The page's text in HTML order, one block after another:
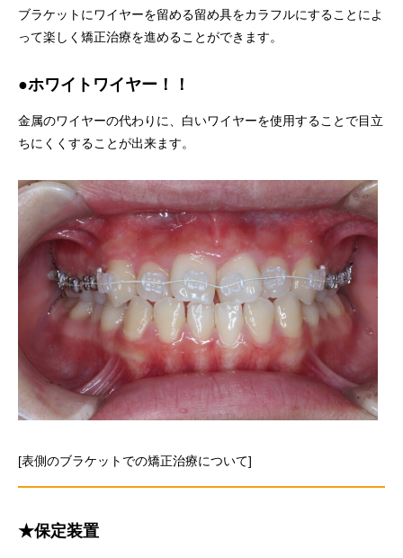
ブラケットにワイヤーを留める留め具をカラフルにすることによ
って楽しく矯正治療を進めることができます。
●ホワイトワイヤー！！
金属のワイヤーの代わりに、白いワイヤーを使用することで目立
ちにくくすることが出来ます。
[表側のブラケットでの矯正治療について]
★保定装置